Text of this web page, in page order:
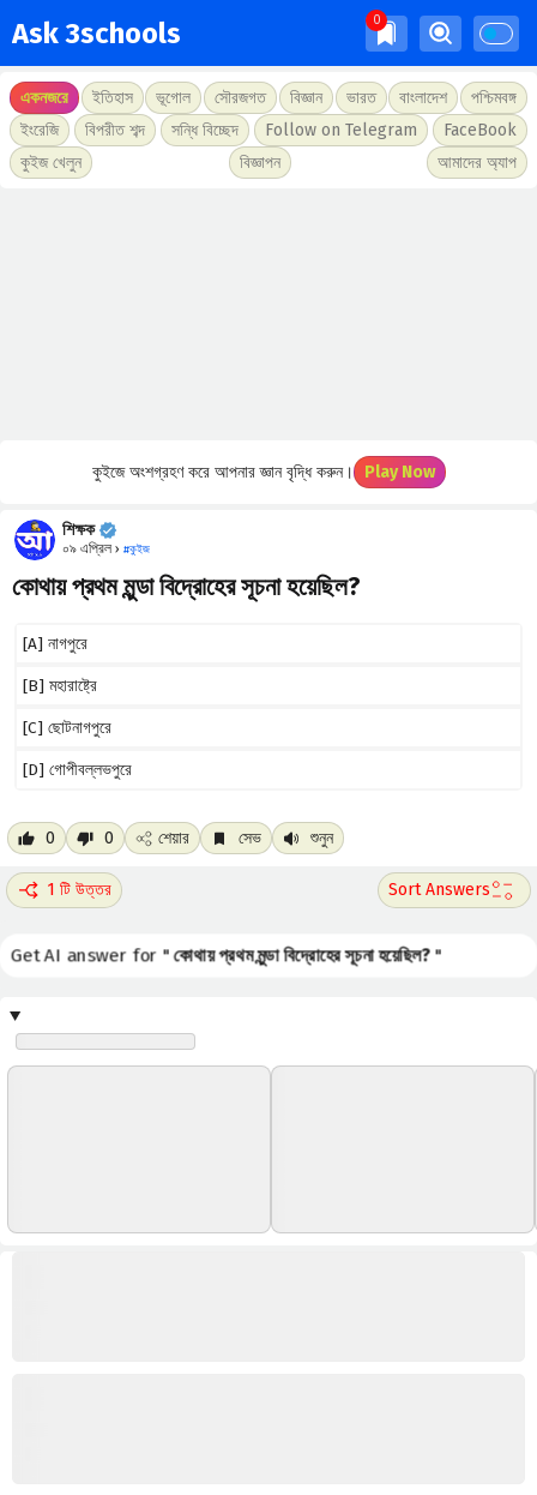
Ask 3schools
একনজরে ইতিহাস ভূগোল সৌরজগত বিজ্ঞান ভারত বাংলাদেশ
পশ্চিমবঙ্গ
ইংরেজি
বিপরীত শব্দ সন্ধি বিচ্ছেদ Follow on Telegram
FaceBook
কুইজ খেলুন
বিজ্ঞাপন আমাদের অ্যাপ
কুইজে অংশগ্রহণ করে আপনার জ্ঞান বৃদ্ধি করুন। Play Now
শিক্ষক
০৯ এপ্রিল › #কুইজ
কোথায় প্রথম মুন্ডা বিদ্রোহের সূচনা হয়েছিল?
[A] নাগপুরে
[B] মহারাষ্ট্রে
[C] ছোটনাগপুরে
[D] গোপীবল্লভপুরে
0 0 শেয়ার সেভ শুনুন
1 টি উত্তর
Get AI answer for "কোথায় প্রথম মুন্ডা বিদ্রোহের সূচনা হয়েছিল?"